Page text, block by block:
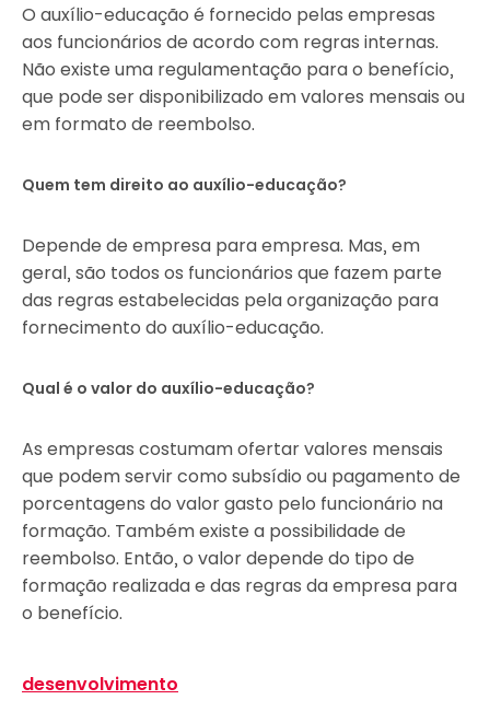
O auxílio-educação é fornecido pelas empresas
aos funcionários de acordo com regras internas.
Não existe uma regulamentação para o benefício,
que pode ser disponibilizado em valores mensais ou
em formato de reembolso.
Quem tem direito ao auxílio-educação?
Depende de empresa para empresa. Mas, em
geral, são todos os funcionários que fazem parte
das regras estabelecidas pela organização para
fornecimento do auxílio-educação.
Qual é o valor do auxílio-educação?
As empresas costumam ofertar valores mensais
que podem servir como subsídio ou pagamento de
porcentagens do valor gasto pelo funcionário na
formação. Também existe a possibilidade de
reembolso. Então, o valor depende do tipo de
formação realizada e das regras da empresa para
o benefício.
desenvolvimento